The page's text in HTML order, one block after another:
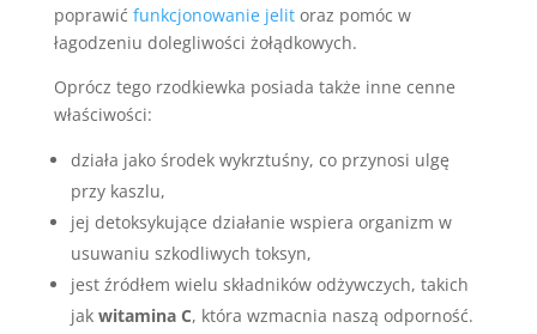
poprawić funkcjonowanie jelitoraz pomóc w
łagodzeniu dolegliwości żołądkowych.
Oprócz tego rzodkiewka posiada także inne cenne
właściwości:
działa jako środek wykrztuśny, co przynosi ulgę
przy kaszlu,
jej detoksykujące działanie wspiera organizm w
usuwaniu szkodliwych toksyn,
jest źródłem wielu składników odżywczych, takich
jak witamina C, która wzmacnia naszą odporność.